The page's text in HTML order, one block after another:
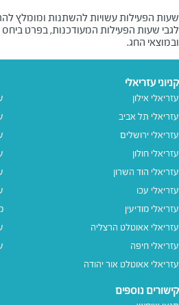
שעות הפעילות עשויות להשתנות ומומלץ
לגבי שעות הפעילות המעודכנות, בפרט
ובמוצאי החג.
קניוני עזריאלי
עזריאלי אילון
עזריאלי תל אביב
עזריאלי ירושלים
עזריאלי חולון
עזריאלי הוד השרון
עזריאלי עכו
עזריאלי מודיעין
עזריאלי אאוטלט הרצליה
עזריאלי חיפה
עזריאלי אאוטלט אור יהודה
קישורים נוספים